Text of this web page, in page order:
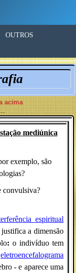
OUTROS
acima
mediúnica
exemplo, são
convulsiva?
a dimensão
: o indivíduo tem
eletroencefalograma
- e aparece uma